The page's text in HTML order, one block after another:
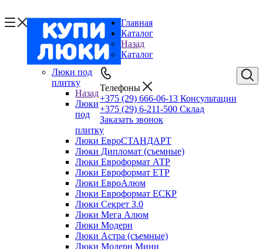
Телефоны
+375 (29) 666-06-13 Консультации
+375 (29) 6-211-500 Склад
Заказать звонок
Главная
Каталог
Назад
Каталог
Люки под
плитку
Назад
Люки
под
плитку
Люки ЕвроСТАНДАРТ
Люки Дипломат (съемные)
Люки Евроформат АТР
Люки Евроформат ЕТР
Люки ЕвроАлюм
Люки Евроформат ЕСКР
Люки Секрет 3.0
Люки Мега Алюм
Люки Модерн
Люки Астра (съемные)
Люки Модерн Мини